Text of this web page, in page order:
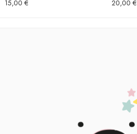
15,00 € 20,00 €